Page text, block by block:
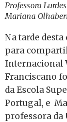
Professora
Mariana
Na tarde
para
Internacional
Franciscano
da Escola
Portugal, e
professora da